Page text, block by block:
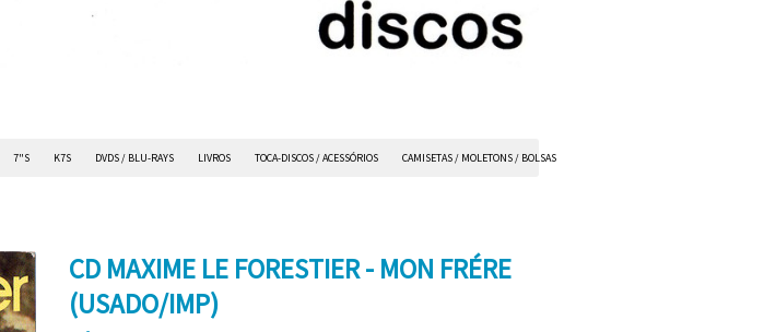
7"S K7S DVDS / BLU-RAYS LIVROS TOCA-DISCOS / ACESSÓRIOS CAMISETAS / MOLETONS / BOLSAS
CD MAXIME LE FORESTIER - MON FRÉRE
(USADO/IMP)